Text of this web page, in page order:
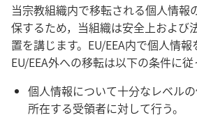
当宗教組織内で移転される個人情報
保するため，当組織は安全上および
置を講じます。EU/EEA内で個人情報
EU/EEA外への移転は以下の条件に従
個人情報について十分なレベル
所在する受領者に対して行う。